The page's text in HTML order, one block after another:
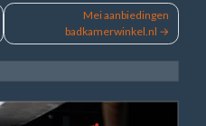
Mei aanbiedingen
badkamerwinkel.nl